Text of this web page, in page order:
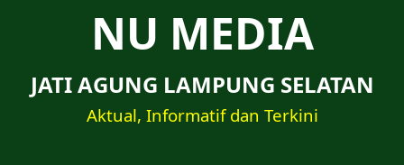
NU MEDIA
JATI AGUNG LAMPUNG SELATAN
Aktual, Informatif dan Terkini